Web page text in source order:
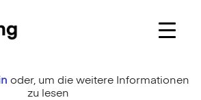
oder, um die weitere Informationen
zu lesen